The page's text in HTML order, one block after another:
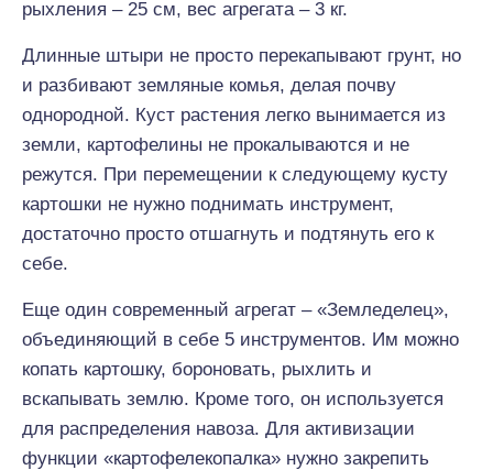
рыхления – 25 см, вес агрегата – 3 кг.
Длинные штыри не просто перекапывают грунт, но
и разбивают земляные комья, делая почву
однородной. Куст растения легко вынимается из
земли, картофелины не прокалываются и не
режутся. При перемещении к следующему кусту
картошки не нужно поднимать инструмент,
достаточно просто отшагнуть и подтянуть его к
себе.
Еще один современный агрегат – «Земледелец»,
объединяющий в себе 5 инструментов. Им можно
копать картошку, бороновать, рыхлить и
вскапывать землю. Кроме того, он используется
для распределения навоза. Для активизации
функции «картофелекопалка» нужно закрепить